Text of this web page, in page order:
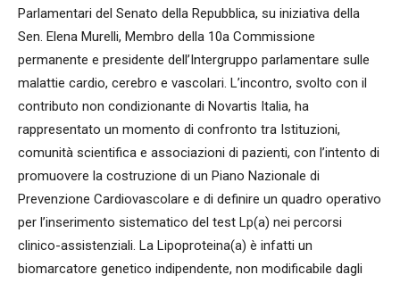
Parlamentari del Senato della Repubblica, su iniziativa della
Sen. Elena Murelli, Membro della 10a Commissione
permanente e presidente dell’Intergruppo parlamentare sulle
malattie cardio, cerebro e vascolari. L’incontro, svolto con il
contributo non condizionante di Novartis Italia, ha
rappresentato un momento di confronto tra Istituzioni,
comunità scientifica e associazioni di pazienti, con l’intento di
promuovere la costruzione di un Piano Nazionale di
Prevenzione Cardiovascolare e di definire un quadro operativo
per l’inserimento sistematico del test Lp(a) nei percorsi
clinico-assistenziali. La Lipoproteina(a) è infatti un
biomarcatore genetico indipendente, non modificabile dagli